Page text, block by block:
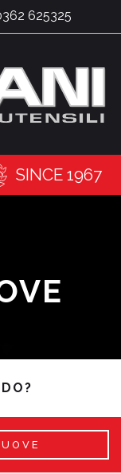
625325
SINCE 1967